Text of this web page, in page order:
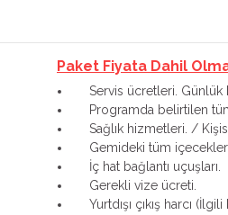
Paket Fiyata Dahil
Servis ücretleri. Günlük
Programda belirtilen
Sağlık hizmetleri. /
Gemideki tüm içecekler.
İç hat bağlantı uçuşları.
Gerekli vize ücreti.
Yurtdışı çıkış harcı